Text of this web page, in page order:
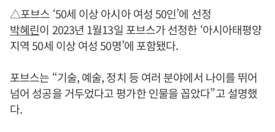
△포브스 ‘50세 이상 아시아 여성 50인’에 선정
박혜린이 2023년 1월13일 포브스가 선정한 ‘아시아태평양
지역 50세 이상 여성 50명’에 포함됐다.
포브스는 “기술, 예술, 정치 등 여러 분야에서 나이를 뛰어
넘어 성공을 거두었다고 평가한 인물을 꼽았다”고 설명했
다.